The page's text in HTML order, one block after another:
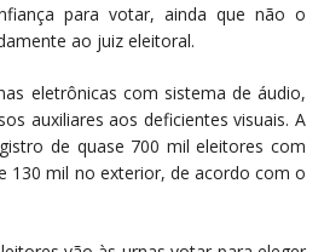
para votar, ainda que não o
ao juiz eleitoral.
eletrônicas com sistema de áudio,
auxiliares aos deficientes visuais. A
de quase 700 mil eleitores com
130 mil no exterior, de acordo com o